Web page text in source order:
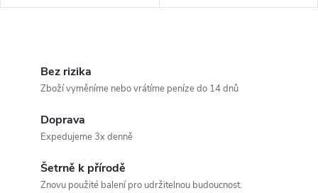
Bez rizika
Zboží vyměníme nebo vrátíme peníze do 14 dnů
Doprava
Expedujeme 3x denně
Šetrně k přírodě
Znovu použité balení pro udržitelnou budoucnost.